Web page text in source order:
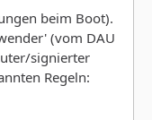
beim Boot).
(vom DAU
signierter
Regeln: